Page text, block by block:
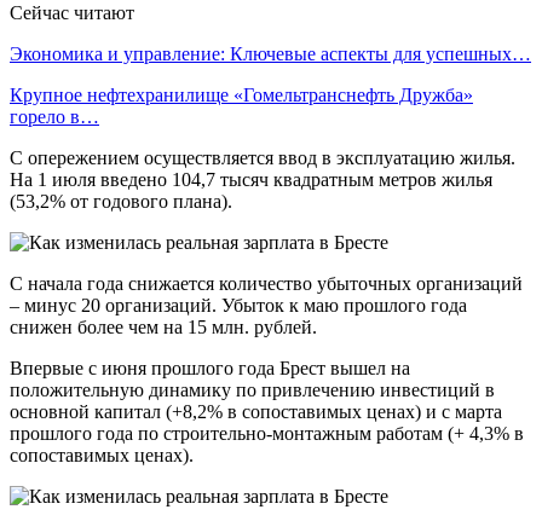
Сейчас читают
Экономика и управление: Ключевые аспекты для успешных…
Крупное нефтехранилище «Гомельтранснефть Дружба»
горело в…
С опережением осуществляется ввод в эксплуатацию жилья.
На 1 июля введено 104,7 тысяч квадратным метров жилья
(53,2% от годового плана).
С начала года снижается количество убыточных организаций
– минус 20 организаций. Убыток к маю прошлого года
снижен более чем на 15 млн. рублей.
Впервые с июня прошлого года Брест вышел на
положительную динамику по привлечению инвестиций в
основной капитал (+8,2% в сопоставимых ценах) и с марта
прошлого года по строительно-монтажным работам (+ 4,3% в
сопоставимых ценах).